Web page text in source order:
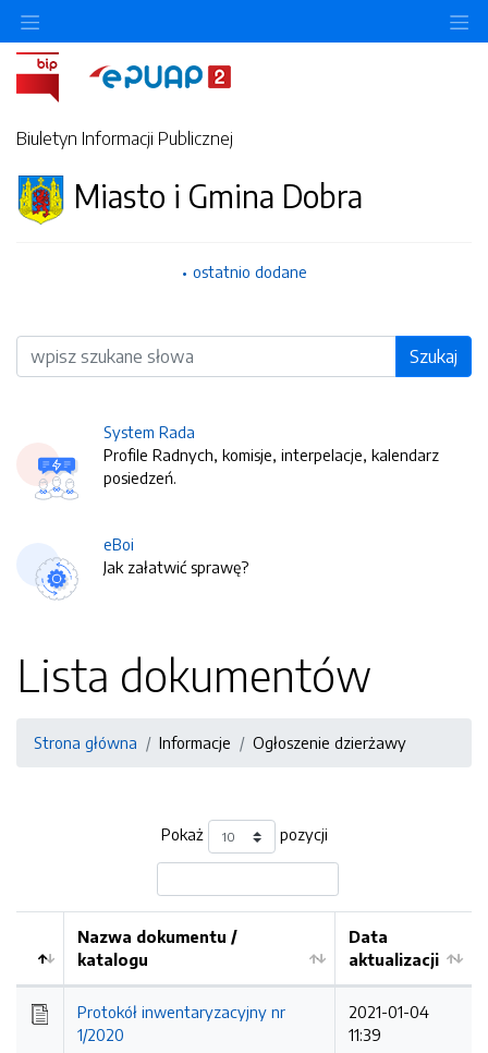
Biuletyn Informacji Publicznej
Miasto i Gmina Dobra
ostatnio dodane
Wyszukiwarka Szukaj
System Rada
Profile Radnych, komisje, interpelacje, kalendarz
posiedzeń.
eBoi
Jak załatwić sprawę?
Lista dokumentów
Strona główna Informacje Ogłoszenie dzierżawy
Pokaż pozycji
Nazwa dokumentu /
katalogu
Data
aktualizacji
Protokół inwentaryzacyjny nr
1/2020
2021-01-04
11:39